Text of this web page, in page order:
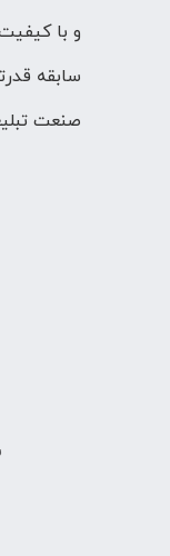
و با
سابقه
صنعت